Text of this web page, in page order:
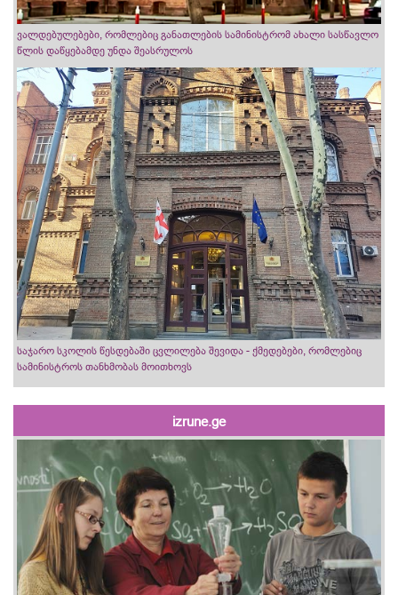
ვალდებულებები, რომლებიც განათლების სამინისტრომ ახალი სასწავლო
წლის დაწყებამდე უნდა შეასრულოს
საჯარო სკოლის წესდებაში ცვლილება შევიდა - ქმედებები, რომლებიც
სამინისტროს თანხმობას მოითხოვს
izrune.ge